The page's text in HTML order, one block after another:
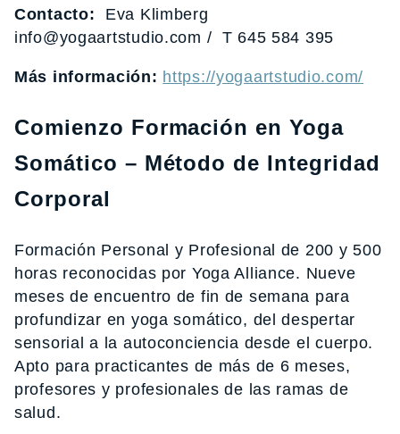
Contacto: Eva Klimberg
info@yogaartstudio.com / T 645 584 395
Más información: https://yogaartstudio.com/
Comienzo Formación en Yoga
Somático – Método de Integridad
Corporal
Formación Personal y Profesional de 200 y 500
horas reconocidas por Yoga Alliance. Nueve
meses de encuentro de fin de semana para
profundizar en yoga somático, del despertar
sensorial a la autoconciencia desde el cuerpo.
Apto para practicantes de más de 6 meses,
profesores y profesionales de las ramas de
salud.